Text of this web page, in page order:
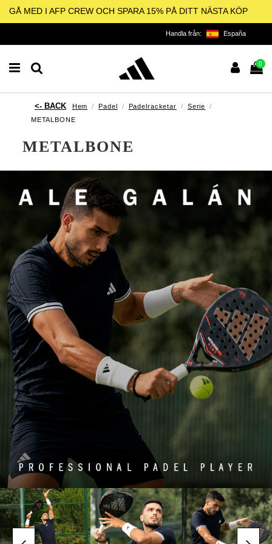
GÅ MED I AFP CREW OCH SPARA 15% PÅ DITT NÄSTA KÖP
Handla från: España
0
Hem Padel Padelracketar
Serie
METALBONE
METALBONE